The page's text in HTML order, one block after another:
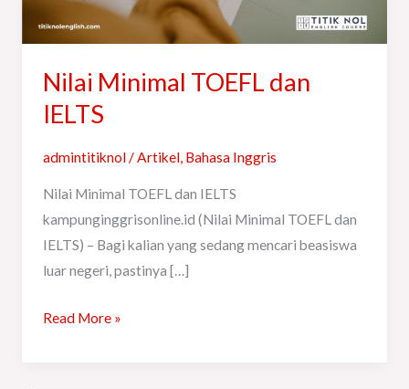
Nilai Minimal TOEFL dan
IELTS
admintitiknol/Artikel, Bahasa Inggris
Nilai Minimal TOEFL dan IELTS
kampunginggrisonline.id (Nilai Minimal TOEFL dan
IELTS) – Bagi kalian yang sedang mencari beasiswa
luar negeri, pastinya […]
Read More »